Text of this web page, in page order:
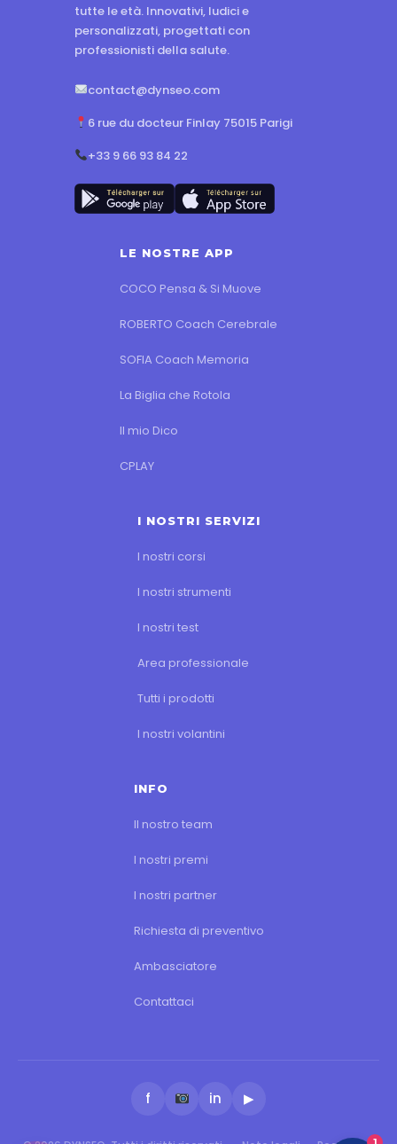
tutte le età. Innovativi, ludici e
personalizzati, progettati con
professionisti della salute.
contact@dynseo.com
6 rue du docteur Finlay 75015 Parigi
+33 9 66 93 84 22
LE NOSTRE APP
COCO Pensa & Si Muove
ROBERTO Coach Cerebrale
SOFIA Coach Memoria
La Biglia che Rotola
Il mio Dico
CPLAY
I NOSTRI SERVIZI
I nostri corsi
I nostri strumenti
I nostri test
Area professionale
Tutti i prodotti
I nostri volantini
INFO
Il nostro team
I nostri premi
I nostri partner
Richiesta di preventivo
Ambasciatore
Contattaci
f in ▶